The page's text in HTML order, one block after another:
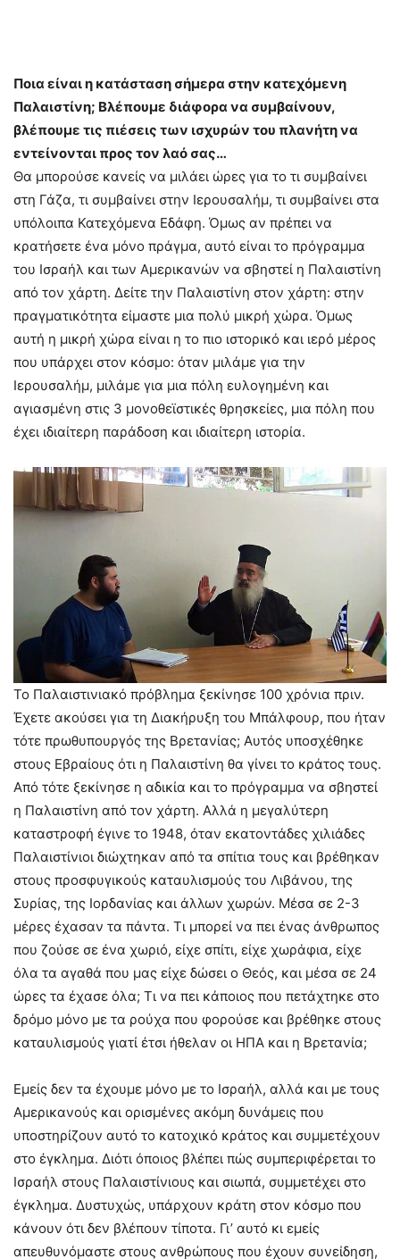
Ποια είναι η κατάσταση σήμερα στην κατεχόμενη
Παλαιστίνη; Βλέπουμε διάφορα να συμβαίνουν,
βλέπουμε τις πιέσεις των ισχυρών του πλανήτη να
εντείνονται προς τον λαό σας…
Θα μπορούσε κανείς να μιλάει ώρες για το τι συμβαίνει
στη Γάζα, τι συμβαίνει στην Ιερουσαλήμ, τι συμβαίνει στα
υπόλοιπα Κατεχόμενα Εδάφη. Όμως αν πρέπει να
κρατήσετε ένα μόνο πράγμα, αυτό είναι το πρόγραμμα
του Ισραήλ και των Αμερικανών να σβηστεί η Παλαιστίνη
από τον χάρτη. Δείτε την Παλαιστίνη στον χάρτη: στην
πραγματικότητα είμαστε μια πολύ μικρή χώρα. Όμως
αυτή η μικρή χώρα είναι η το πιο ιστορικό και ιερό μέρος
που υπάρχει στον κόσμο: όταν μιλάμε για την
Ιερουσαλήμ, μιλάμε για μια πόλη ευλογημένη και
αγιασμένη στις 3 μονοθεϊστικές θρησκείες, μια πόλη που
έχει ιδιαίτερη παράδοση και ιδιαίτερη ιστορία.
Το Παλαιστινιακό πρόβλημα ξεκίνησε 100 χρόνια πριν.
Έχετε ακούσει για τη Διακήρυξη του Μπάλφουρ, που ήταν
τότε πρωθυπουργός της Βρετανίας; Αυτός υποσχέθηκε
στους Εβραίους ότι η Παλαιστίνη θα γίνει το κράτος τους.
Από τότε ξεκίνησε η αδικία και το πρόγραμμα να σβηστεί
η Παλαιστίνη από τον χάρτη. Αλλά η μεγαλύτερη
καταστροφή έγινε το 1948, όταν εκατοντάδες χιλιάδες
Παλαιστίνιοι διώχτηκαν από τα σπίτια τους και βρέθηκαν
στους προσφυγικούς καταυλισμούς του Λιβάνου, της
Συρίας, της Ιορδανίας και άλλων χωρών. Μέσα σε 2-3
μέρες έχασαν τα πάντα. Τι μπορεί να πει ένας άνθρωπος
που ζούσε σε ένα χωριό, είχε σπίτι, είχε χωράφια, είχε
όλα τα αγαθά που μας είχε δώσει ο Θεός, και μέσα σε 24
ώρες τα έχασε όλα; Τι να πει κάποιος που πετάχτηκε στο
δρόμο μόνο με τα ρούχα που φορούσε και βρέθηκε στους
καταυλισμούς γιατί έτσι ήθελαν οι ΗΠΑ και η Βρετανία;
Εμείς δεν τα έχουμε μόνο με το Ισραήλ, αλλά και με τους
Αμερικανούς και ορισμένες ακόμη δυνάμεις που
υποστηρίζουν αυτό το κατοχικό κράτος και συμμετέχουν
στο έγκλημα. Διότι όποιος βλέπει πώς συμπεριφέρεται το
Ισραήλ στους Παλαιστίνιους και σιωπά, συμμετέχει στο
έγκλημα. Δυστυχώς, υπάρχουν κράτη στον κόσμο που
κάνουν ότι δεν βλέπουν τίποτα. Γι’ αυτό κι εμείς
απευθυνόμαστε στους ανθρώπους που έχουν συνείδηση,